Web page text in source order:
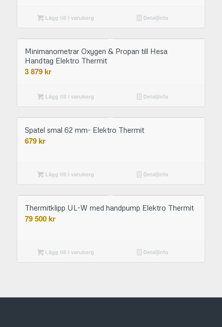
Lägg till i varukorg Detaljinfo
Minimanometrar Oxygen & Propan till Hesa
Handtag Elektro Thermit
3 879kr
Lägg till i varukorg Detaljinfo
Spatel smal 62 mm- Elektro Thermit
679kr
Lägg till i varukorg Detaljinfo
Thermitklipp UL-W med handpump Elektro Thermit
79 500kr
Lägg till i varukorg Detaljinfo